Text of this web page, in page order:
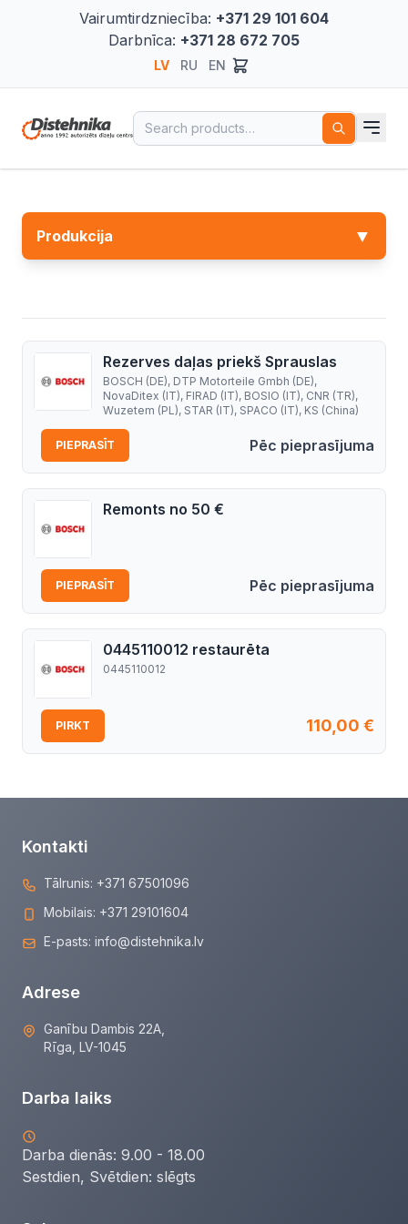
Vairumtirdzniecība: +371 29 101 604
Darbnīca: +371 28 672 705
LV RU EN
Search for:
Produkcija ▼
Rezerves daļas priekš Sprauslas
BOSCH (DE), DTP Motorteile Gmbh (DE),
NovaDitex (IT), FIRAD (IT), BOSIO (IT), CNR (TR),
Wuzetem (PL), STAR (IT), SPACO (IT), KS (China)
Pēc pieprasījuma
PIEPRASĪT
Remonts no 50 €
Pēc pieprasījuma
PIEPRASĪT
0445110012 restaurēta
0445110012
110,00 €
PIRKT
Kontakti
Tālrunis: +371 67501096
Mobilais: +371 29101604
E-pasts: info@distehnika.lv
Adrese
Ganību Dambis 22A,
Rīga, LV-1045
Darba laiks
Darba dienās: 9.00 - 18.00
Sestdien, Svētdien: slēgts